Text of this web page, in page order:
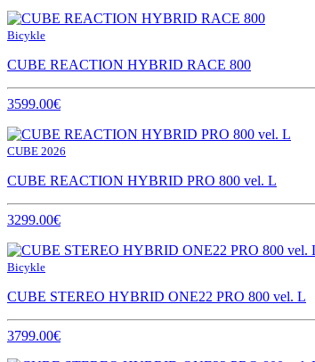
Bicykle
CUBE REACTION HYBRID RACE 800
3599.00€
CUBE 2026
CUBE REACTION HYBRID PRO 800 vel. L
3299.00€
Bicykle
CUBE STEREO HYBRID ONE22 PRO 800 vel. L
3799.00€